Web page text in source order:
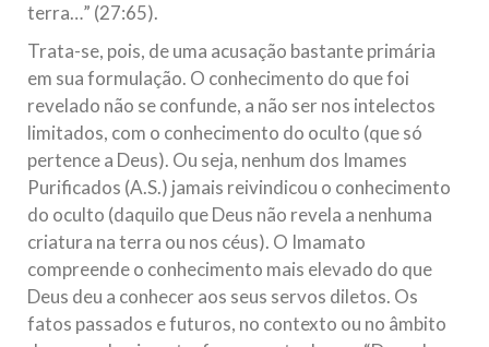
terra…” (27:65).
Trata-se, pois, de uma acusação bastante primária
em sua formulação. O conhecimento do que foi
revelado não se confunde, a não ser nos intelectos
limitados, com o conhecimento do oculto (que só
pertence a Deus). Ou seja, nenhum dos Imames
Purificados (A.S.) jamais reivindicou o conhecimento
do oculto (daquilo que Deus não revela a nenhuma
criatura na terra ou nos céus). O Imamato
compreende o conhecimento mais elevado do que
Deus deu a conhecer aos seus servos diletos. Os
fatos passados e futuros, no contexto ou no âmbito